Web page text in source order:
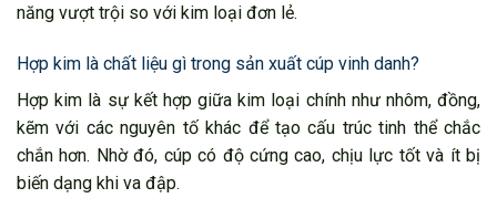
năng vượt trội so với kim loại đơn lẻ.
Hợp kim là chất liệu gì trong sản xuất cúp vinh danh?
Hợp kim là sự kết hợp giữa kim loại chính như nhôm, đồng,
kẽm với các nguyên tố khác để tạo cấu trúc tinh thể chắc
chắn hơn. Nhờ đó, cúp có độ cứng cao, chịu lực tốt và ít bị
biến dạng khi va đập.